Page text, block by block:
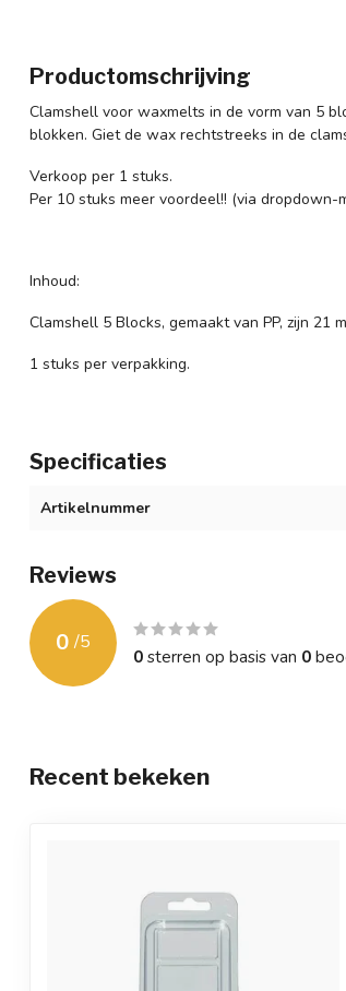
Productomschrijving
Clamshell voor waxmelts in de vorm van 5
blokken. Giet de wax rechtstreeks in de
Verkoop per 1 stuks.
Per 10 stuks meer voordeel!! (via dropdown-
Inhoud:
Clamshell 5 Blocks, gemaakt van PP, zijn 21
1 stuks per verpakking.
Specificaties
Artikelnummer
Reviews
0 /5
0sterren op basis van 0
Recent bekeken